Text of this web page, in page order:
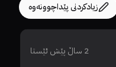
زیادکردنی پێداچوونەوە
2 ساڵ پێش ئێستا